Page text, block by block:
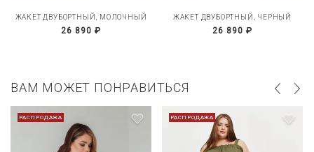
ЖАКЕТ ДВУБОРТНЫЙ, МОЛОЧНЫЙ
26 890 ₽
ЖАКЕТ ДВУБОРТНЫЙ, ЧЕРНЫЙ
26 890 ₽
ВАМ МОЖЕТ ПОНРАВИТЬСЯ
РАСПРОДАЖА РАСПРОДАЖА